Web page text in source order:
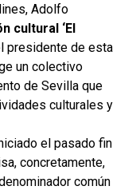
Adolfo
cultural ‘El
presidente de esta
un colectivo
de Sevilla que
culturales y
el pasado fin
concretamente,
común